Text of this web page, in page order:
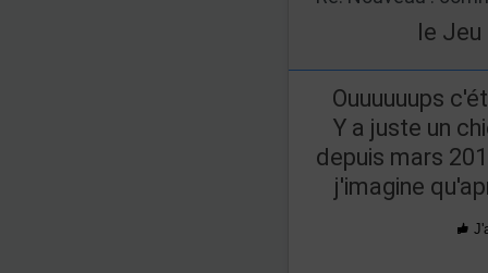
le Jeu
Ouuuuuups
Y a juste un
depuis mars
j'imagine